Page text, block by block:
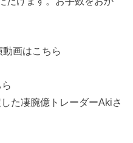
画はこちら
た凄腕億トレーダーAkiさ